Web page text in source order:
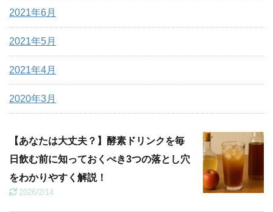
2021年6月
2021年5月
2021年4月
2020年3月
【あなたは大丈夫？】酵素ドリンクを毎
日飲む前に知っておくべき3つの落とし穴
をわかりやすく解説！
2026/2/14